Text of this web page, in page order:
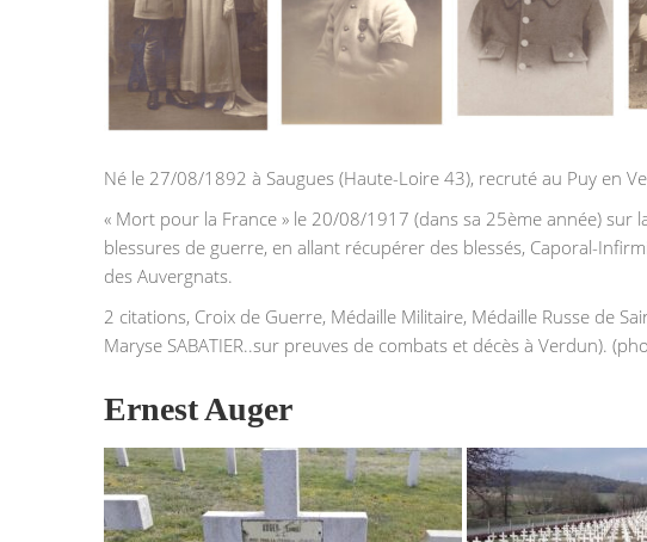
Né le 27/08/1892 à Saugues (Haute-Loire 43), recruté au Puy en
« Mort pour la France » le 20/08/1917 (dans sa 25ème année)
blessures de guerre, en allant récupérer des blessés, Caporal-
des Auvergnats.
2 citations, Croix de Guerre, Médaille Militaire, Médaille Russe de
Maryse SABATIER..sur preuves de combats et décès à Verdun).
‌Ernest Auger